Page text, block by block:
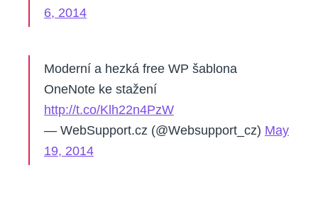
6, 2014
Moderní a hezká free WP šablona
OneNote ke stažení
http://t.co/Klh22n4PzW
— WebSupport.cz (@Websupport_cz) May
19, 2014